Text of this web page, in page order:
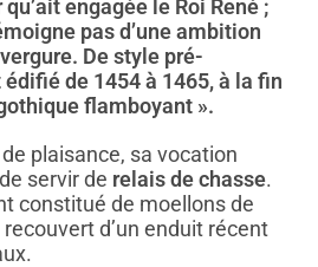
engagée le Roi René ;
pas d’une ambition
De style pré-
de 1454 à 1465, à la fin
flamboyant ».
plaisance, sa vocation
servir de relais de chasse.
constitué de moellons de
d’un enduit récent